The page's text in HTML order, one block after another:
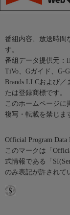
番組内容、放送時間
す。
番組データ提供元：
TiVo、Gガイド、G-
Brands LLCおよび／
たは登録商標です。
このホームページ
複写・転載を禁じま
Official Program Data
このマークは「
式情報である「
のみ表記が許されて